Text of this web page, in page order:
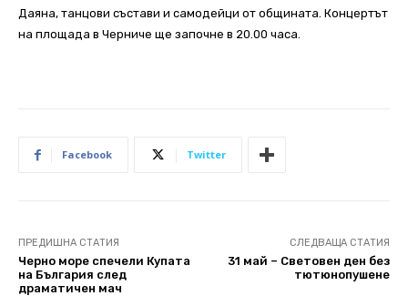
Даяна, танцови състави и самодейци от общината. Концертът
на площада в Черниче ще започне в 20.00 часа.
Facebook Twitter
ПРЕДИШНА СТАТИЯ
Черно море спечели Купата
на България след
драматичен мач
СЛЕДВАЩА СТАТИЯ
31 май – Световен ден без
тютюнопушене